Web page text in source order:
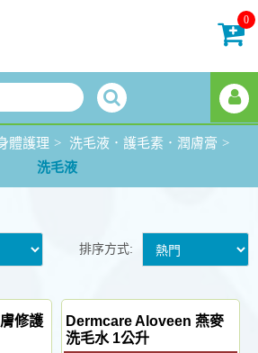
0
體護理 > 洗毛液．護毛素．潤膚膏 >
洗毛液
排序方式:
修護
Dermcare Aloveen 燕麥
洗毛水 1公升